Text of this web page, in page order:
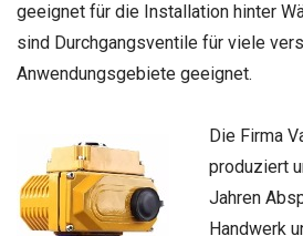
geeignet für die Installation hinter
sind Durchgangsventile für viele
Anwendungsgebiete geeignet.
Die Firma
produziert
Jahren
Handwerk